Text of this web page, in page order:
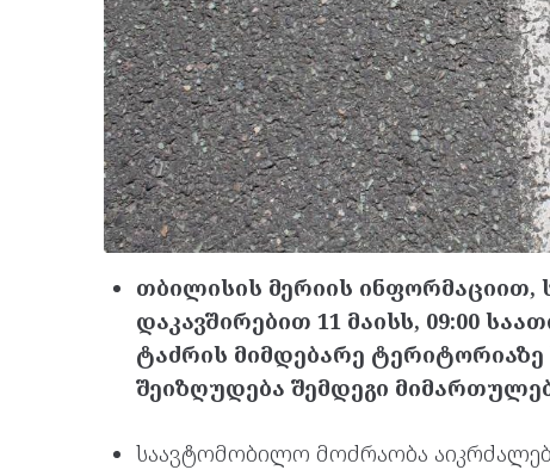
თბილისის მერიის ინფორმაციით,
დაკავშირებით 11 მაისს, 09:00
ტაძრის მიმდებარე
შეიზღუდება შემდეგი
საავტომობილო მოძრაობა